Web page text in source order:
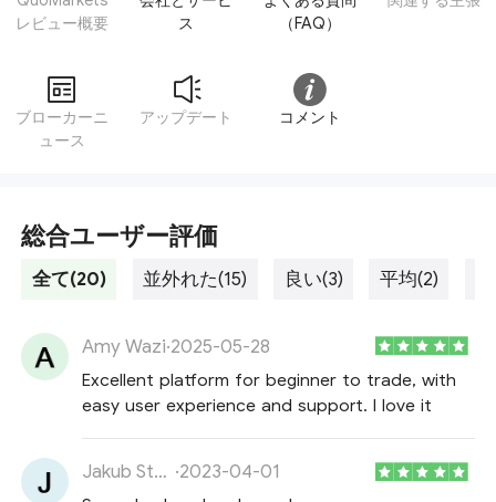
レビュー概要
ス
（FAQ）
ブローカーニ
ュース
アップデート コメント
総合ユーザー評価
全て(20) 並外れた(15) 良い(3) 平均(2)
Amy Wazi·2025-05-28
Excellent platform for beginner to trade, with
easy user experience and support. I love it
Jakub Stanski ·2023-04-01